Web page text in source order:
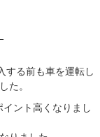
する前も車を運転し
た。
ント高くなりまし